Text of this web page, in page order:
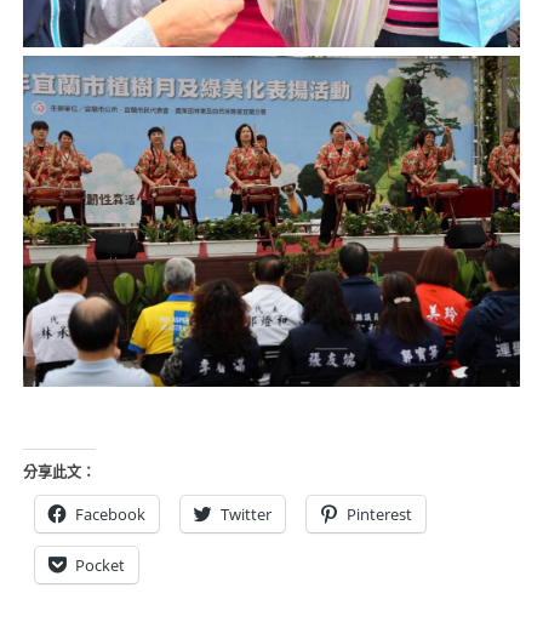
分享此文：
Facebook Twitter Pinterest
Pocket